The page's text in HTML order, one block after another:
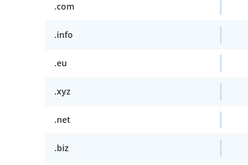
.com
.info
.eu
.xyz
.net
.biz